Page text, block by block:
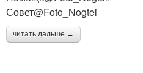
Совет@Foto_Nogtei
читать дальше →